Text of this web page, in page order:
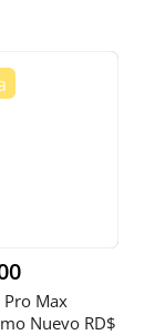
Max
Nuevo RD$